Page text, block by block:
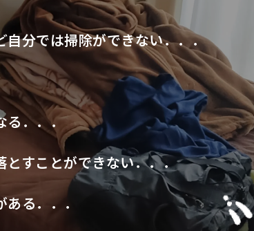
分では掃除ができない．．．
る．．．
すことができない．．．
る．．．